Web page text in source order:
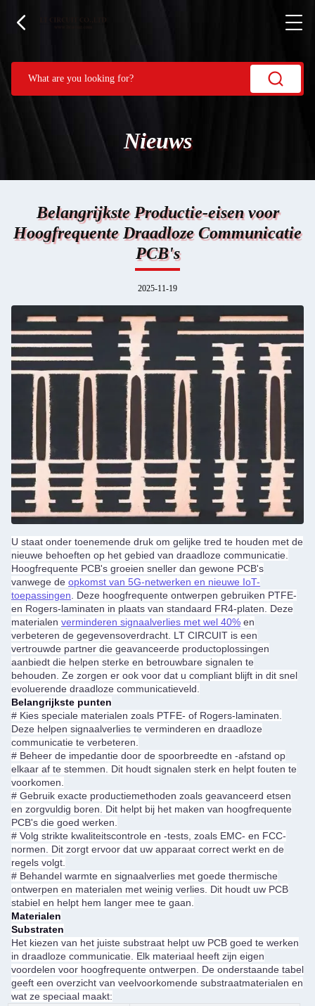
Nieuws
Belangrijkste Productie-eisen voor
Hoogfrequente Draadloze Communicatie
PCB's
2025-11-19
U staat onder toenemende druk om gelijke tred te houden met de
nieuwe behoeften op het gebied van draadloze communicatie.
Hoogfrequente PCB's groeien sneller dan gewone PCB's
vanwege de opkomst van 5G-netwerken en nieuwe IoT-
toepassingen . Deze hoogfrequente ontwerpen gebruiken PTFE-
en Rogers-laminaten in plaats van standaard FR4-platen. Deze
materialen verminderen signaalverlies met wel 40% en
verbeteren de gegevensoverdracht. LT CIRCUIT is een
vertrouwde partner die geavanceerde productoplossingen
aanbiedt die helpen sterke en betrouwbare signalen te
behouden. Ze zorgen er ook voor dat u compliant blijft in dit snel
evoluerende draadloze communicatieveld.
Belangrijkste punten
# Kies speciale materialen zoals PTFE- of Rogers-laminaten.
Deze helpen signaalverlies te verminderen en draadloze
communicatie te verbeteren.
# Beheer de impedantie door de spoorbreedte en -afstand op
elkaar af te stemmen. Dit houdt signalen sterk en helpt fouten te
voorkomen.
# Gebruik exacte productiemethoden zoals geavanceerd etsen
en zorgvuldig boren. Dit helpt bij het maken van hoogfrequente
PCB's die goed werken.
# Volg strikte kwaliteitscontrole en -tests, zoals EMC- en FCC-
normen. Dit zorgt ervoor dat uw apparaat correct werkt en de
regels volgt.
# Behandel warmte en signaalverlies met goede thermische
ontwerpen en materialen met weinig verlies. Dit houdt uw PCB
stabiel en helpt hem langer mee te gaan.
Materialen
Substraten
Het kiezen van het juiste substraat helpt uw PCB goed te werken
in draadloze communicatie. Elk materiaal heeft zijn eigen
voordelen voor hoogfrequente ontwerpen. De onderstaande tabel
geeft een overzicht van veelvoorkomende substraatmaterialen en
wat ze speciaal maakt: